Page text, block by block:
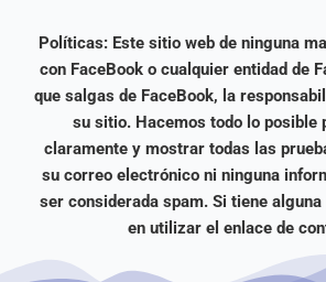
Políticas: Este sitio web de ninguna
con FaceBook o cualquier entidad de
que salgas de FaceBook, la
su sitio. Hacemos todo lo posible
claramente y mostrar todas las
su correo electrónico ni ninguna
ser considerada spam. Si tiene
en utilizar el enlace de